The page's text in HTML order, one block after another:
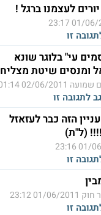
לעצמנו ברגל !
01/06/
זו
עי" בלוגר שונא
ומנסים שיטת מצליח
שמועה 02/06/2011 01:14
לתגובה זו
הזה כבר לעזאזל
(ל"ת)
01/06/
זו
חוק 01/06/2011 23:12
זו